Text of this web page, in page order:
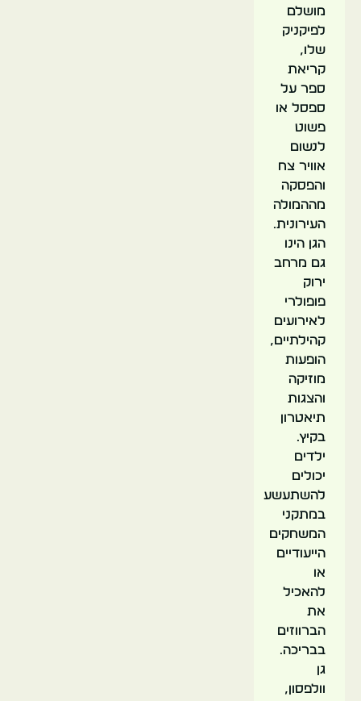
מושלם
לפיקניק
שלו,
קריאת
ספר על
ספסל או
פשוט
לנשום
אוויר צח
והפסקה
מההמולה
העירונית.
הגן הינו
גם מרחב
ירוק
פופולרי
לאירועים
קהילתיים,
הופעות
מוזיקה
והצגות
תיאטרון
בקיץ.
ילדים
יכולים
להשתעשע
במתקני
המשחקים
הייעודיים
או
להאכיל
את
הברווזים
בבריכה.
גן
וולפסון,